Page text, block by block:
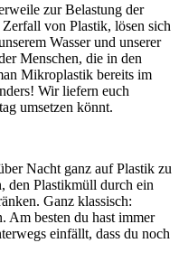
zur Belastung der
von Plastik, lösen sich
Wasser und unserer
Menschen, die in den
Mikroplastik bereits im
Wir liefern euch
umsetzen könnt.
Nacht ganz auf Plastik zu
den Plastikmüll durch ein
Ganz klassisch:
Am besten du hast immer
einfällt, dass du noch